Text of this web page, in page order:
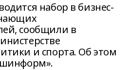
набор в бизнес-
сообщили в
и спорта. Об этом